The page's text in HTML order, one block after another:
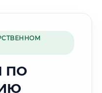
"Судебная экспертиза"
"Экспертиза"
ПО